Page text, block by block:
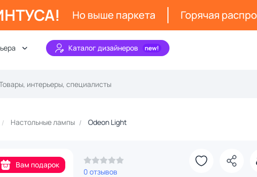
Но выше паркета Горячая
Каталог дизайнеров
Настольные лампы Odeon Light
Вам подарок
0 отзывов